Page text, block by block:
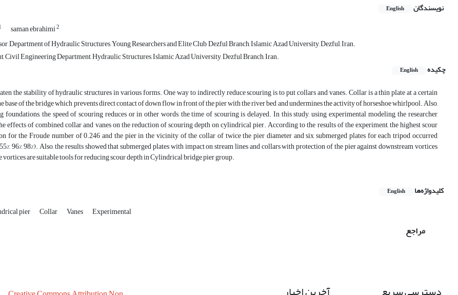
نویسندگان English
saman ebrahimi2
,Department of Hydraulic Structures, Young Researchers and Elite Club, Dezful Branch, Islamic Azad University, Dezful, Iran.
Civil Engineering Department, Hydraulic Structures, Islamic Azad University, Dezful Branch, Iran.
چکیده
English
the stability of hydraulic structures in various forms. One way to indirectly reduce scouring is to put collars and vanes. Collar is a thin plate at a certain
base of the bridge which prevents direct contact of down flow in front of the pier with the river bed and undermines the activity of horseshoe whirlpool. Also,
foundations, the speed of scouring reduces or in other words, the time of scouring is delayed. In this study, using experimental modeling, the researcher
effects of combined collar and vanes on the reduction of scouring depth on cylindrical pier. According to the results of the experiment, the highest scour
for the Froude number of 0.246 and the pier in the vicinity of the collar of twice the pier diameter and six submerged plates for each tripod occurred
96%, 98%). Also, the results showed that submerged plates with impact on stream lines and collars with protection of the pier against downstream vortices
vortices are suitable tools for reducing scour depth in Cylindrical bridge pier group.
کلیدواژه‌ها English
pier Collar Vanes Experimental
مراجع